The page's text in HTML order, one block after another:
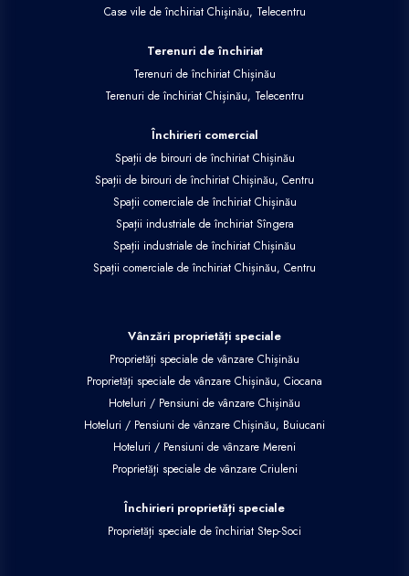
Case vile de închiriat Chișinău, Telecentru
Terenuri de închiriat
Terenuri de închiriat Chișinău
Terenuri de închiriat Chișinău, Telecentru
Închirieri comercial
Spații de birouri de închiriat Chișinău
Spații de birouri de închiriat Chișinău, Centru
Spații comerciale de închiriat Chișinău
Spații industriale de închiriat Sîngera
Spații industriale de închiriat Chișinău
Spații comerciale de închiriat Chișinău, Centru
Vânzări proprietăți speciale
Proprietăți speciale de vânzare Chișinău
Proprietăți speciale de vânzare Chișinău, Ciocana
Hoteluri / Pensiuni de vânzare Chișinău
Hoteluri / Pensiuni de vânzare Chișinău, Buiucani
Hoteluri / Pensiuni de vânzare Mereni
Proprietăți speciale de vânzare Criuleni
Închirieri proprietăți speciale
Proprietăți speciale de închiriat Step-Soci